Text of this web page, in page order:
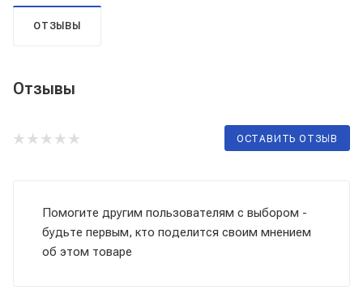
ОТЗЫВЫ
Отзывы
ОСТАВИТЬ ОТЗЫВ
Помогите другим пользователям с выбором -
будьте первым, кто поделится своим мнением
об этом товаре